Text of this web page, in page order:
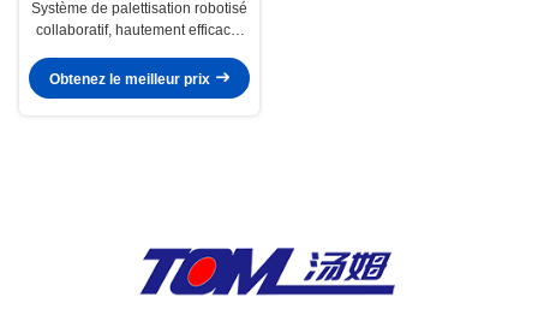
Système de palettisation robotisé
collaboratif, hautement efficace,
Obtenez le meilleur prix